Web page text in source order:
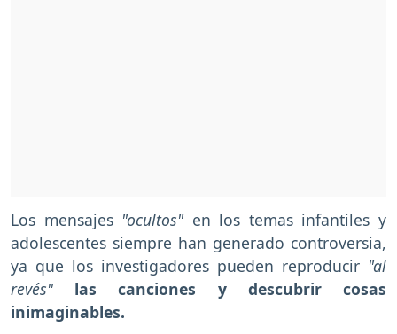
Los mensajes "ocultos" en los temas infantiles y
adolescentes siempre han generado controversia,
ya que los investigadores pueden reproducir "al
revés"
las canciones y descubrir cosas
inimaginables.